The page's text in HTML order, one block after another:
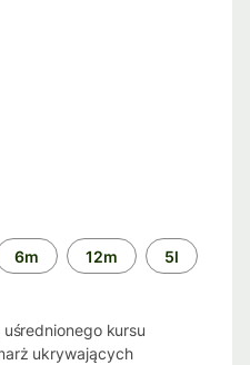
6m 12m 5l
kursu
ukrywających